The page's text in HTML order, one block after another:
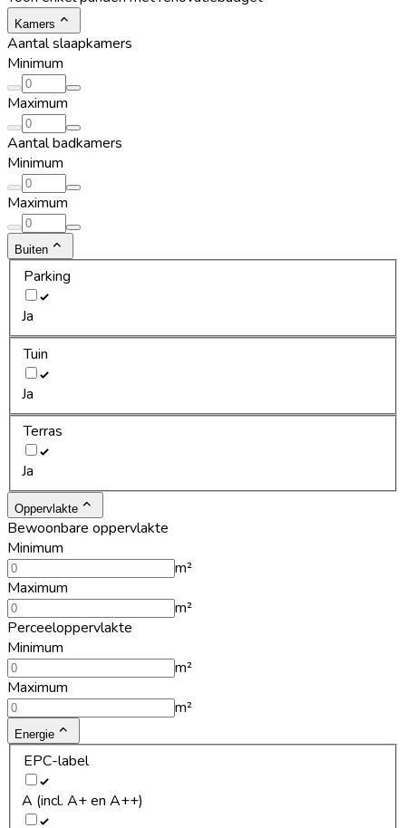
Kamers
Aantal slaapkamers
Minimum
Maximum
Aantal badkamers
Minimum
Maximum
Buiten
Parking
Ja
Tuin
Ja
Terras
Ja
Oppervlakte
Bewoonbare oppervlakte
Minimum
m²
Maximum
m²
Perceeloppervlakte
Minimum
m²
Maximum
m²
Energie
EPC-label
A (incl. A+ en A++)